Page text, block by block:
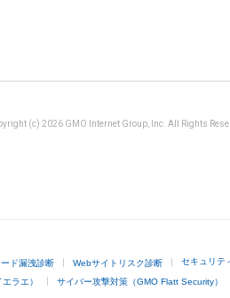
(c) 2026 GMO Internet Group, Inc. All Rights
ド漏洩診断 Webサイトリスク診断 セキュリテ
ラエ） サイバー攻撃対策（GMO Flatt Security）